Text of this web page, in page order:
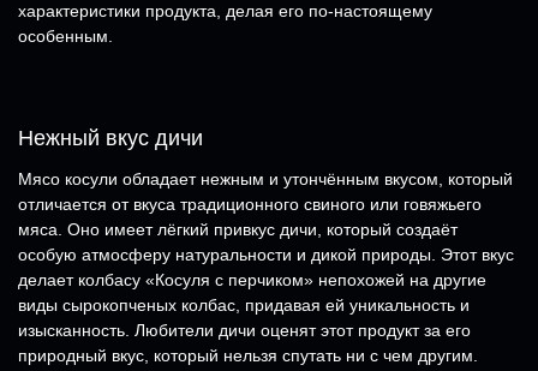
характеристики продукта, делая его по-настоящему
особенным.
Нежный вкус дичи
Мясо косули обладает нежным и утончённым вкусом, который
отличается от вкуса традиционного свиного или говяжьего
мяса. Оно имеет лёгкий привкус дичи, который создаёт
особую атмосферу натуральности и дикой природы. Этот вкус
делает колбасу «Косуля с перчиком» непохожей на другие
виды сырокопченых колбас, придавая ей уникальность и
изысканность. Любители дичи оценят этот продукт за его
природный вкус, который нельзя спутать ни с чем другим.